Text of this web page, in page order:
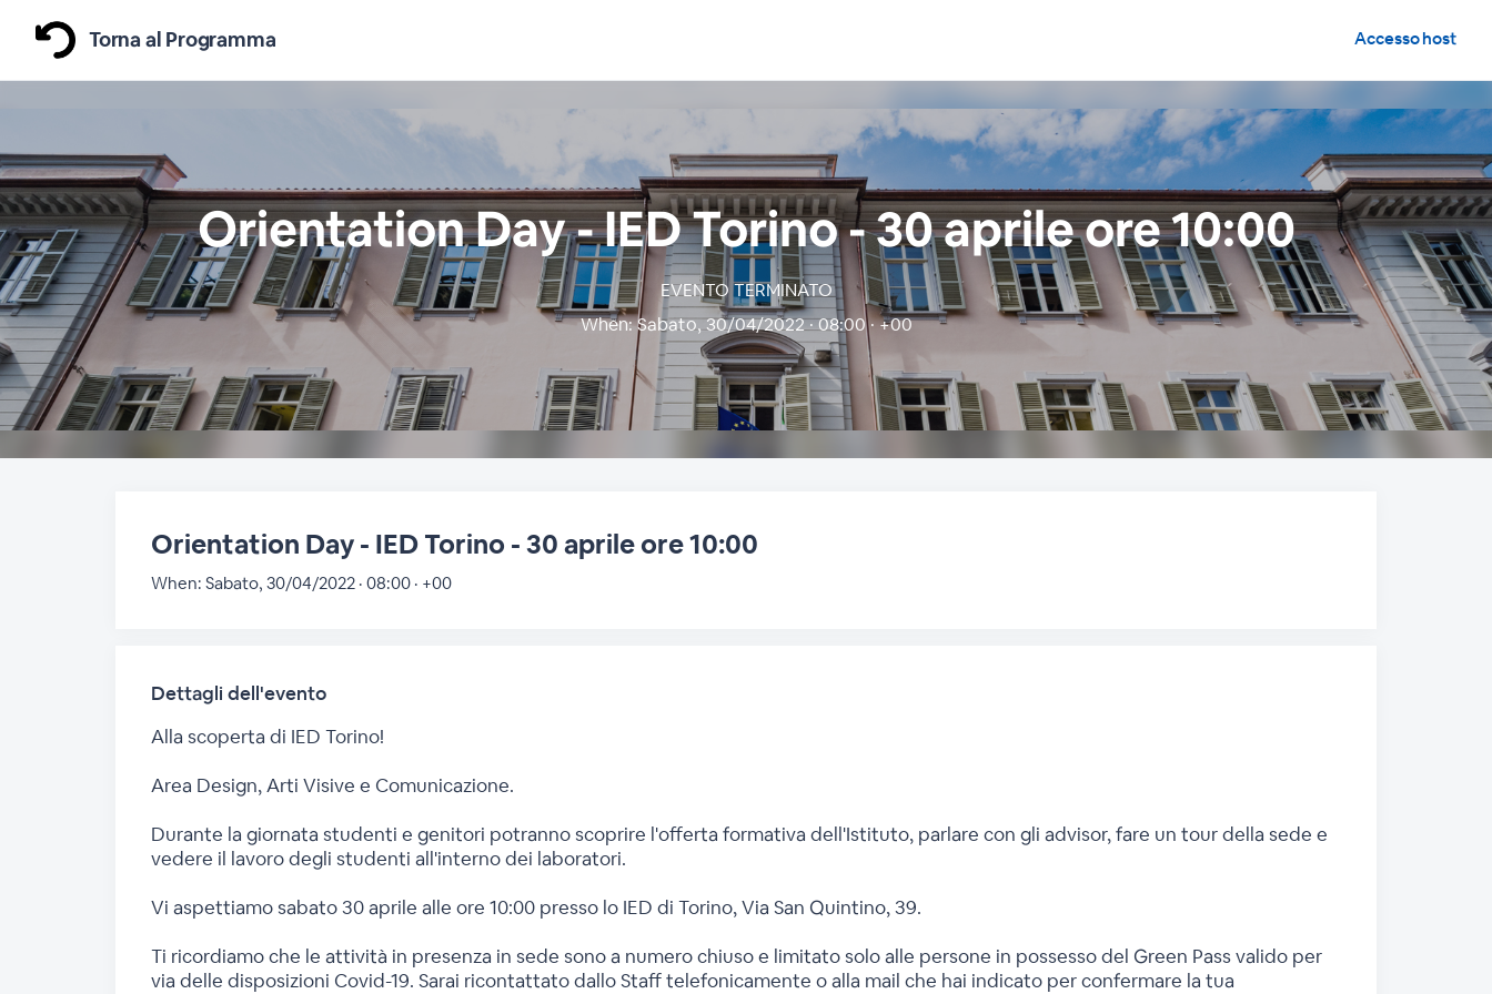
Torna al Programma Accesso host
Orientation Day - IED Torino - 30 aprile ore 10:00
EVENTO TERMINATO
When:Sabato, 30/04/2022 · 08:00 · +00
Orientation Day - IED Torino - 30 aprile ore 10:00
When: Sabato, 30/04/2022 · 08:00 · +00
Dettagli dell'evento
Alla scoperta di IED Torino!
Area Design, Arti Visive e Comunicazione.
Durante la giornata studenti e genitori potranno scoprire l'offerta formativa dell'Istituto, parlare con gli advisor, fare un tour della sede e
vedere il lavoro degli studenti all'interno dei laboratori.
Vi aspettiamo sabato 30 aprile alle ore 10:00 presso lo IED di Torino, Via San Quintino, 39.
Ti ricordiamo che le attività in presenza in sede sono a numero chiuso e limitato solo alle persone in possesso del Green Pass valido per
via delle disposizioni Covid-19. Sarai ricontattato dallo Staff telefonicamente o alla mail che hai indicato per confermare la tua